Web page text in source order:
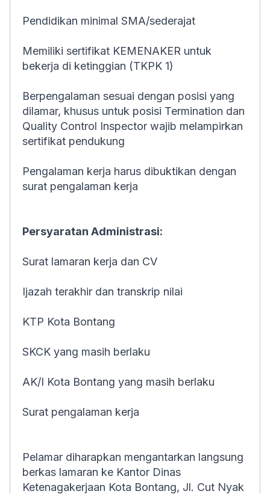
Pendidikan minimal SMA/sederajat
Memiliki sertifikat KEMENAKER untuk
bekerja di ketinggian (TKPK 1)
Berpengalaman sesuai dengan posisi yang
dilamar, khusus untuk posisi Termination dan
Quality Control Inspector wajib melampirkan
sertifikat pendukung
Pengalaman kerja harus dibuktikan dengan
surat pengalaman kerja
Persyaratan Administrasi:
Surat lamaran kerja dan CV
Ijazah terakhir dan transkrip nilai
KTP Kota Bontang
SKCK yang masih berlaku
AK/I Kota Bontang yang masih berlaku
Surat pengalaman kerja
Pelamar diharapkan mengantarkan langsung
berkas lamaran ke Kantor Dinas
Ketenagakerjaan Kota Bontang, Jl. Cut Nyak